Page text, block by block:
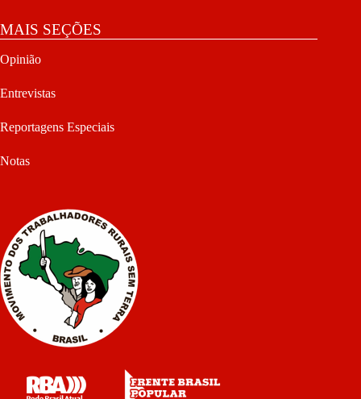
MAIS SEÇÕES
Opinião
Entrevistas
Reportagens Especiais
Notas